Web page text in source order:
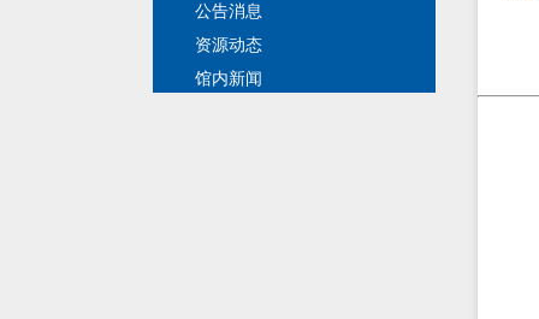
公告消息
资源动态
馆内新闻